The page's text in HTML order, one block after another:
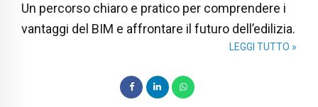
Un percorso chiaro e pratico per comprendere i
vantaggi del BIM e affrontare il futuro dell’edilizia.
LEGGI TUTTO »